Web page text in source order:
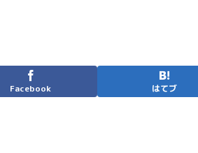
Facebook はてブ